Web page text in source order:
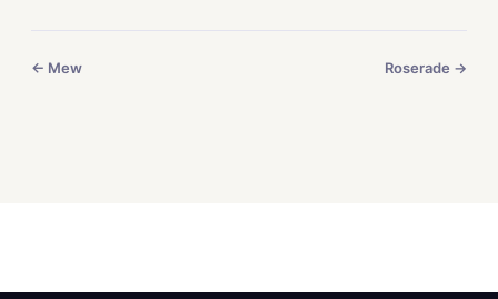
← Mew Roserade →